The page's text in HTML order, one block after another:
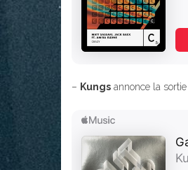
– Kungs annonce la